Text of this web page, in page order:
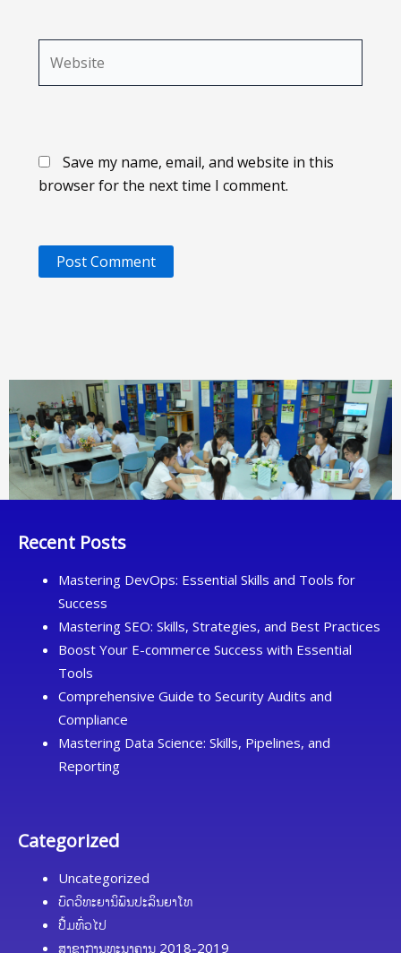
Save my name, email, and website in this
browser for the next time I comment.
Recent Posts
Mastering DevOps: Essential Skills and Tools for
Success
Mastering SEO: Skills, Strategies, and Best Practices
Boost Your E-commerce Success with Essential
Tools
Comprehensive Guide to Security Audits and
Compliance
Mastering Data Science: Skills, Pipelines, and
Reporting
Categorized
Uncategorized
ບົດວິທະຍານິພົນປະລິນຍາໂທ
ປື້ມທົ່ວໄປ
ສາຂາການທະນາຄານ 2018-2019